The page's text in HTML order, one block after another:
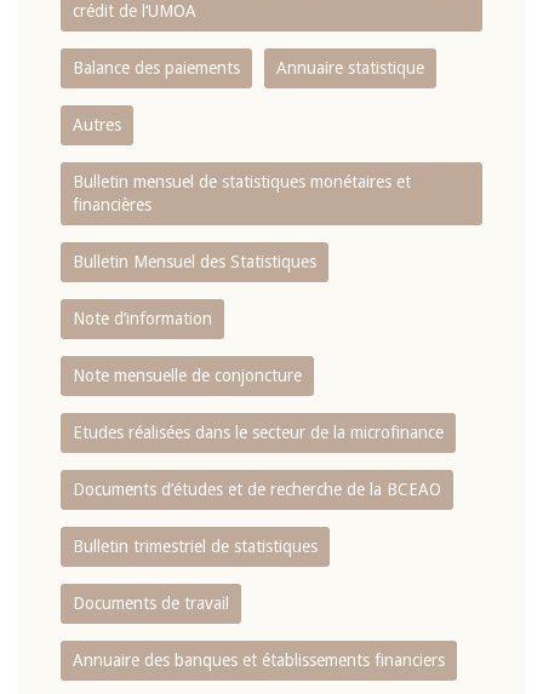
crédit de l‘UMOA
Balance des paiements Annuaire statistique
Autres
Bulletin mensuel de statistiques monétaires et
financières
Bulletin Mensuel des Statistiques
Note d’information
Note mensuelle de conjoncture
Etudes réalisées dans le secteur de la microfinance
Documents d’études et de recherche de la BCEAO
Bulletin trimestriel de statistiques
Documents de travail
Annuaire des banques et établissements financiers